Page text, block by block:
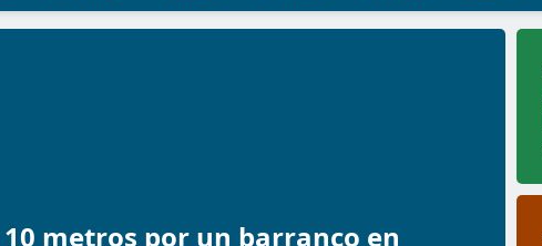
metros por un barranco en